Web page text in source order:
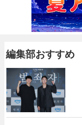
編集部おすすめ